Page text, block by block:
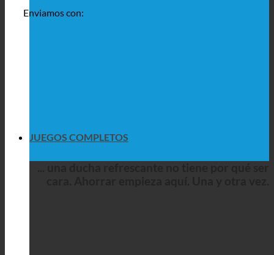
Enviamos con:
JUEGOS COMPLETOS